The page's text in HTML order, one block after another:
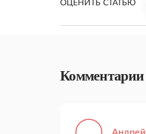
ОЦЕНИТЬ СТАТЬЮ
Комментарии